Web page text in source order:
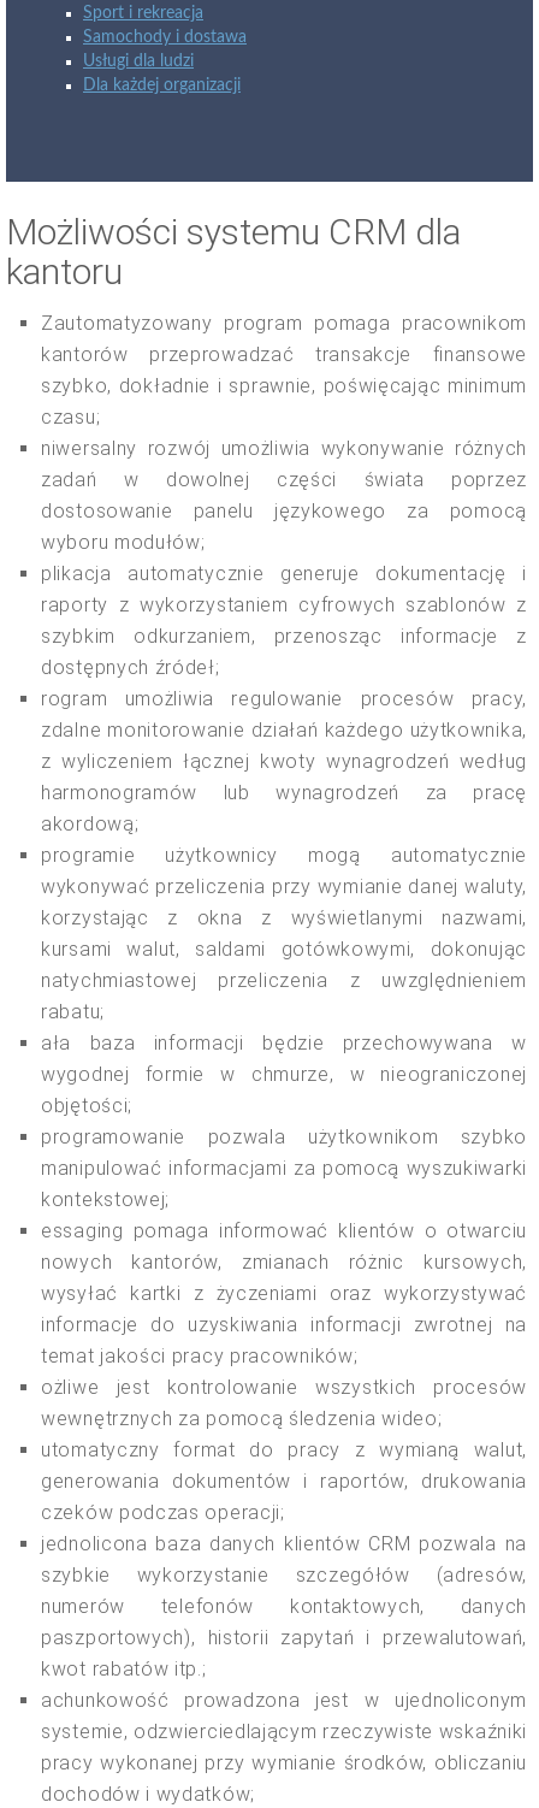
Sport i rekreacja
Samochody i dostawa
Usługi dla ludzi
Dla każdej organizacji
Możliwości systemu CRM dla
kantoru
Zautomatyzowany program pomaga pracownikom
kantorów przeprowadzać transakcje finansowe
szybko, dokładnie i sprawnie, poświęcając minimum
czasu;
niwersalny rozwój umożliwia wykonywanie różnych
zadań w dowolnej części świata poprzez
dostosowanie panelu językowego za pomocą
wyboru modułów;
plikacja automatycznie generuje dokumentację i
raporty z wykorzystaniem cyfrowych szablonów z
szybkim odkurzaniem, przenosząc informacje z
dostępnych źródeł;
rogram umożliwia regulowanie procesów pracy,
zdalne monitorowanie działań każdego użytkownika,
z wyliczeniem łącznej kwoty wynagrodzeń według
harmonogramów lub wynagrodzeń za pracę
akordową;
programie użytkownicy mogą automatycznie
wykonywać przeliczenia przy wymianie danej waluty,
korzystając z okna z wyświetlanymi nazwami,
kursami walut, saldami gotówkowymi, dokonując
natychmiastowej przeliczenia z uwzględnieniem
rabatu;
ała baza informacji będzie przechowywana w
wygodnej formie w chmurze, w nieograniczonej
objętości;
programowanie pozwala użytkownikom szybko
manipulować informacjami za pomocą wyszukiwarki
kontekstowej;
essaging pomaga informować klientów o otwarciu
nowych kantorów, zmianach różnic kursowych,
wysyłać kartki z życzeniami oraz wykorzystywać
informacje do uzyskiwania informacji zwrotnej na
temat jakości pracy pracowników;
ożliwe jest kontrolowanie wszystkich procesów
wewnętrznych za pomocą śledzenia wideo;
utomatyczny format do pracy z wymianą walut,
generowania dokumentów i raportów, drukowania
czeków podczas operacji;
jednolicona baza danych klientów CRM pozwala na
szybkie wykorzystanie szczegółów (adresów,
numerów telefonów kontaktowych, danych
paszportowych), historii zapytań i przewalutowań,
kwot rabatów itp.;
achunkowość prowadzona jest w ujednoliconym
systemie, odzwierciedlającym rzeczywiste wskaźniki
pracy wykonanej przy wymianie środków, obliczaniu
dochodów i wydatków;